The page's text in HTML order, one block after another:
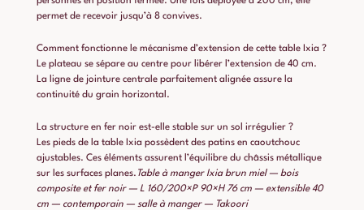
permet de recevoir jusqu’à 8 convives.
Comment fonctionne le mécanisme d’extension de cette table Ixia ?
Le plateau se sépare au centre pour libérer l’extension de 40 cm.
La ligne de jointure centrale parfaitement alignée assure la
continuité du grain horizontal.
La structure en fer noir est-elle stable sur un sol irrégulier ?
Les pieds de la table Ixia possèdent des patins en caoutchouc
ajustables. Ces éléments assurent l’équilibre du châssis métallique
sur les surfaces planes. Table à manger Ixia brun miel — bois
composite et fer noir — L 160/200×P 90×H 76 cm — extensible 40
cm — contemporain — salle à manger — Takoori